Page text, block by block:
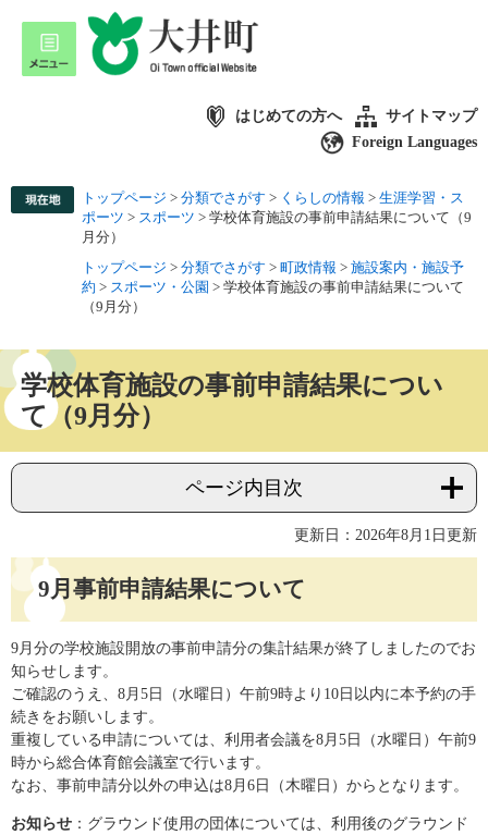
はじめての方へ
サイトマップ
Foreign Languages
トップページ > 分類でさがす > くらしの情報 > 生涯学習・ス
ポーツ > スポーツ > 学校体育施設の事前申請結果について（9
月分）
トップページ > 分類でさがす > 町政情報 > 施設案内・施設予
約 > スポーツ・公園 > 学校体育施設の事前申請結果について
（9月分）
学校体育施設の事前申請結果につい
て（9月分）
ページ内目次
更新日：2026年8月1日更新
9月事前申請結果について
9月分の学校施設開放の事前申請分の集計結果が終了しましたのでお
知らせします。
ご確認のうえ、8月5日（水曜日）午前9時より10日以内に本予約の手
続きをお願いします。
重複している申請については、利用者会議を8月5日（水曜日）午前9
時から総合体育館会議室で行います。
なお、事前申請分以外の申込は8月6日（木曜日）からとなります。​
お知らせ ：グラウンド使用の団体については、利用後のグラウンド